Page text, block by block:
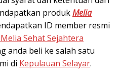
produkMelia
ID member resmi
Sehat Sejahtera
anda beli ke salah satu
di Kepulauan Selayar.